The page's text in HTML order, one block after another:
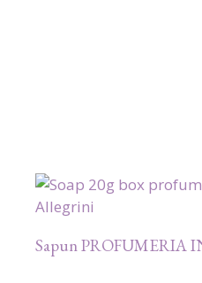
Sapun PROFUMERIA